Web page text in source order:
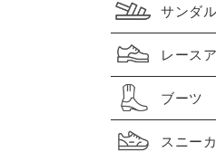
サンダル
レース
ブーツ
スニー